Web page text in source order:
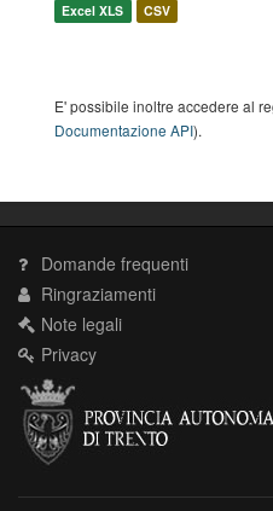
Excel XLS CSV
E' possibile inoltre accedere al
Documentazione API).
Domande frequenti
Ringraziamenti
Note legali
Privacy